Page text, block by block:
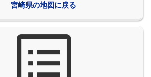
宮崎県の地図に戻る